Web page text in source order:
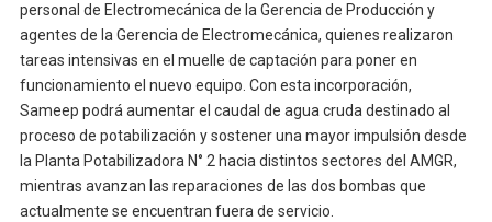
personal de Electromecánica de la Gerencia de Producción y
agentes de la Gerencia de Electromecánica, quienes realizaron
tareas intensivas en el muelle de captación para poner en
funcionamiento el nuevo equipo. Con esta incorporación,
Sameep podrá aumentar el caudal de agua cruda destinado al
proceso de potabilización y sostener una mayor impulsión desde
la Planta Potabilizadora N° 2 hacia distintos sectores del AMGR,
mientras avanzan las reparaciones de las dos bombas que
actualmente se encuentran fuera de servicio.